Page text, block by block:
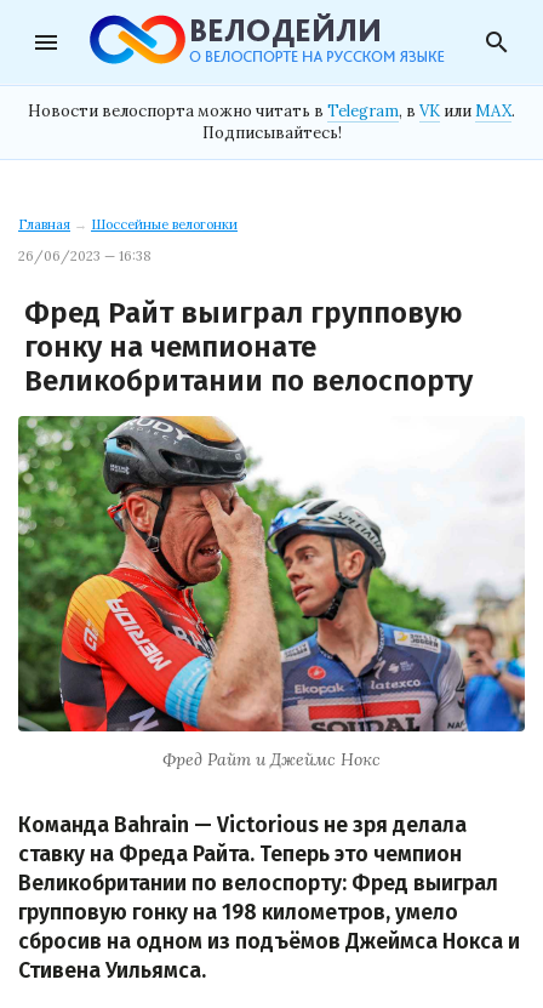
menu search
Новости велоспорта можно читать в Telegram, в VK илиMAX.
Подписывайтесь!
Главная → Шоссейные велогонки
26/06/2023 — 16:38
Фред Райт выиграл групповую
гонку на чемпионате
Великобритании по велоспорту
Фред Райт и Джеймс Нокс
Команда Bahrain — Victorious не зря делала
ставку на Фреда Райта. Теперь это чемпион
Великобритании по велоспорту: Фред выиграл
групповую гонку на 198 километров, умело
сбросив на одном из подъёмов Джеймса Нокса и
Стивена Уильямса.